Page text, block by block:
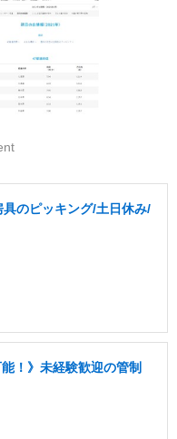
具のピッキング/土日休み/
！》未経験歓迎の管制